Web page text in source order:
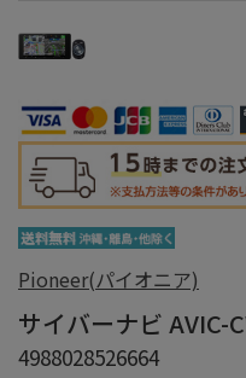
Pioneer(パイオニア)
サイバーナビ AVIC-
4988028526664